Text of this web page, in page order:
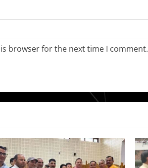
browser for the next time I comment.